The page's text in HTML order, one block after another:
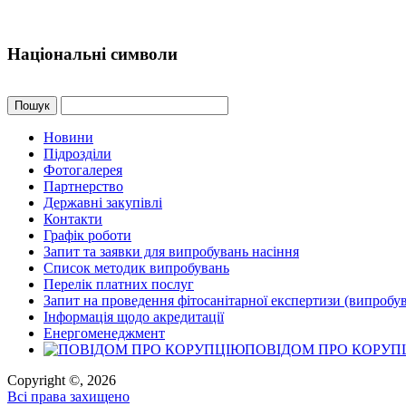
Національні символи
Пошук
Новини
Підрозділи
Фотогалерея
Партнерство
Державні закупівлі
Контакти
Графік роботи
Запит та заявки для випробувань насіння
Список методик випробувань
Перелік платних послуг
Запит на проведення фітосанітарної експертизи
Інформація щодо акредитації
Енергоменеджмент
ПОВІДОМ ПРО
Copyright ©, 2026
Всі права захищено